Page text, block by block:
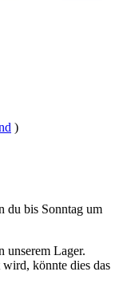
)
du bis Sonntag um
unserem Lager.
könnte dies das